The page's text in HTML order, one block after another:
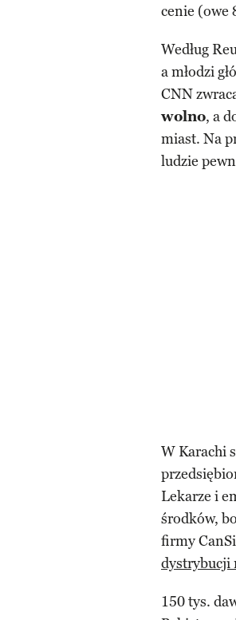
cenie (owe
Według
a młodzi
CNN
wolno, a
miast. Na
ludzie
W Karachi
Lekarze i
środków,
firmy
dystrybucji
150 tys.